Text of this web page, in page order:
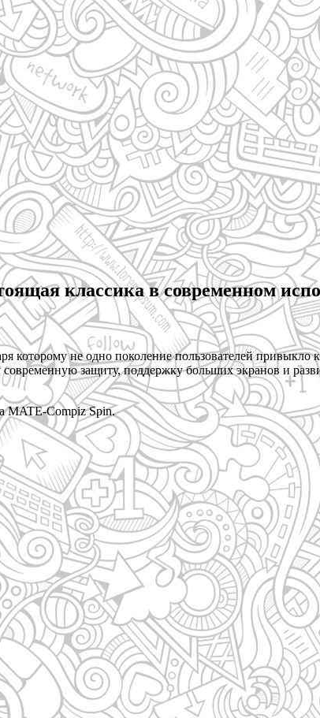
классика в современном
которому не одно поколение пользователей
современную защиту, поддержку больших экранов и
MATE-Compiz Spin.